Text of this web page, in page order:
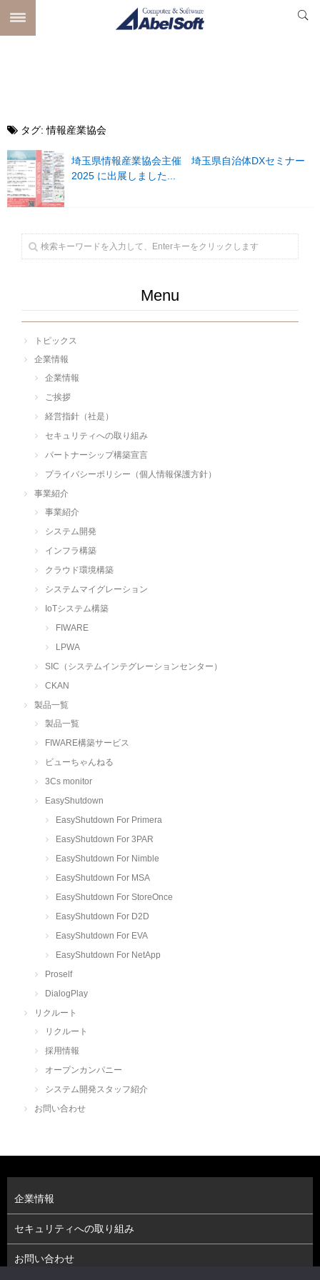
タグ:情報産業協会
埼玉県情報産業協会主催 埼玉県自治体DXセミナー
2025 に出展しました...
Menu
トピックス
企業情報
企業情報
ご挨拶
経営指針（社是）
セキュリティへの取り組み
パートナーシップ構築宣言
プライバシーポリシー（個人情報保護方針）
事業紹介
事業紹介
システム開発
インフラ構築
クラウド環境構築
システムマイグレーション
IoTシステム構築
FIWARE
LPWA
SIC（システムインテグレーションセンター）
CKAN
製品一覧
製品一覧
FIWARE構築サービス
ビューちゃんねる
3Cs monitor
EasyShutdown
EasyShutdown For Primera
EasyShutdown For 3PAR
EasyShutdown For Nimble
EasyShutdown For MSA
EasyShutdown For StoreOnce
EasyShutdown For D2D
EasyShutdown For EVA
EasyShutdown For NetApp
Proself
DialogPlay
リクルート
リクルート
採用情報
オープンカンパニー
システム開発スタッフ紹介
お問い合わせ
企業情報
セキュリティへの取り組み
お問い合わせ